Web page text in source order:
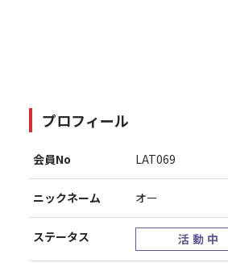
プロフィール
会員No LAT069
ニックネーム オー
ステータス 活動中